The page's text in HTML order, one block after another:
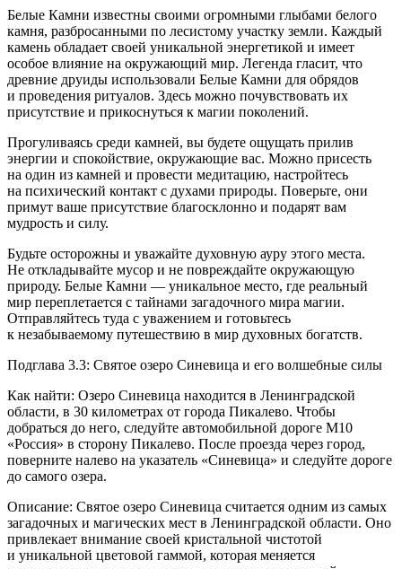
Белые Камни известны своими огромными глыбами белого
камня, разбросанными по лесистому участку земли. Каждый
камень обладает своей уникальной энергетикой и имеет
особое влияние на окружающий мир. Легенда гласит, что
древние друиды использовали Белые Камни для обрядов
и проведения ритуалов. Здесь можно почувствовать их
присутствие и прикоснуться к магии поколений.
Прогуливаясь среди камней, вы будете ощущать прилив
энергии и спокойствие, окружающие вас. Можно присесть
на один из камней и провести медитацию, настройтесь
на психический контакт с духами природы. Поверьте, они
примут ваше присутствие благосклонно и подарят вам
мудрость и силу.
Будьте осторожны и уважайте духовную ауру этого места.
Не откладывайте мусор и не повреждайте окружающую
природу. Белые Камни — уникальное место, где реальный
мир переплетается с тайнами загадочного мира магии.
Отправляйтесь туда с уважением и готовьтесь
к незабываемому путешествию в мир духовных богатств.
Подглава 3.3: Святое озеро Синевица и его волшебные силы
Как найти: Озеро Синевица находится в Ленинградской
области, в 30 километрах от города Пикалево. Чтобы
добраться до него, следуйте автомобильной дороге М10
«Россия» в сторону Пикалево. После проезда через город,
поверните налево на указатель «Синевица» и следуйте дороге
до самого озера.
Описание: Святое озеро Синевица считается одним из самых
загадочных и магических мест в Ленинградской области. Оно
привлекает внимание своей кристальной чистотой
и уникальной цветовой гаммой, которая меняется